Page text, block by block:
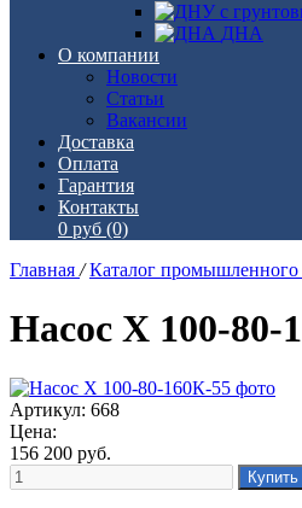
ДНА
О компании
Новости
Статьи
Вакансии
Доставка
Оплата
Гарантия
Контакты
0 руб (0)
Главная / Каталог промышленного
Насос Х 100-80-
Артикул: 668
Цена:
156 200 руб.